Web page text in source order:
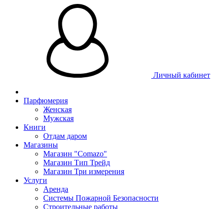
Личный кабинет
Парфюмерия
Женская
Мужская
Книги
Отдам даром
Магазины
Магазин "Comazo"
Магазин Тип Трейд
Магазин Три измерения
Услуги
Аренда
Системы Пожарной Безопасности
Строительные работы